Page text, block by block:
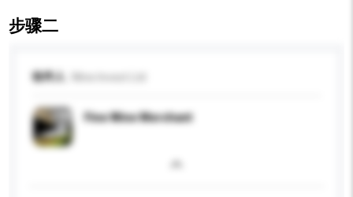
步骤二
收件人
Fine Wine Merchant